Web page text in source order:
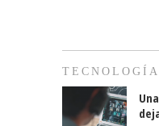
TECNOLOGÍA